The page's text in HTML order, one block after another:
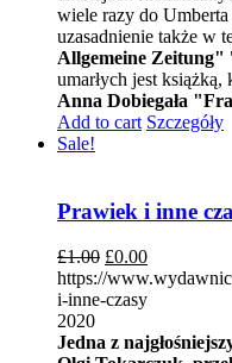
wiele razy do
uzasadnienie także w
Allgemeine Zeitung"
umarłych jest
Anna Dobiegała
Add to cart Szczegóły
Sale!
Prawiek i inne
£1.00 £0.00
https://
i-inne-czasy
2020
Jedna z